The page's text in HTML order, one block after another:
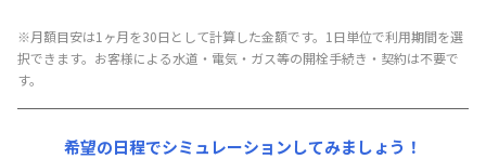
管理費：24,000円/月 (800円/日)
初期費用詳細料金
契約事務手数料
月額賃料目安詳細料金（30日利用）
賃料：84,000円/月 (2,800円/日)
光熱費：
清掃料：15,000円/回 (税抜)
その他費用詳細料金
※月額目安は1ヶ月を30日として計算した金額です。1日単位で利用期間を選
択できます。お客様による水道・電気・ガス等の開栓手続き・契約は不要で
す。
希望の日程でシミュレーションしてみましょう！